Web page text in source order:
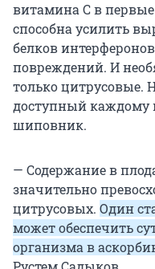
витамина С в
способна усилить
белков
повреждений. И
только цитрусовые.
доступный каждому
шиповник.
— Содержание в
значительно
цитрусовых. Один
может обеспечить
организма в